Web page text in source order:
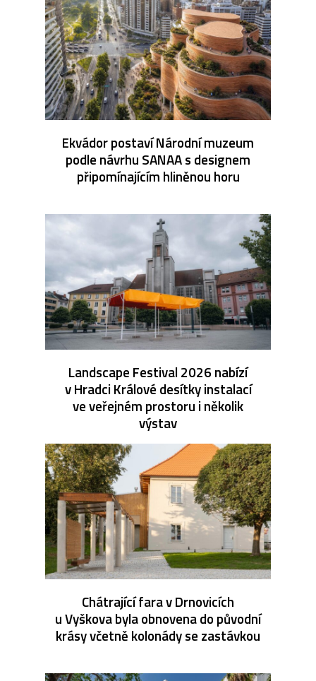
Ekvádor postaví Národní muzeum
podle návrhu SANAA s designem
připomínajícím hliněnou horu
Landscape Festival 2026 nabízí
v Hradci Králové desítky instalací
ve veřejném prostoru i několik
výstav
Chátrající fara v Drnovicích
u Vyškova byla obnovena do původní
krásy včetně kolonády se zastávkou